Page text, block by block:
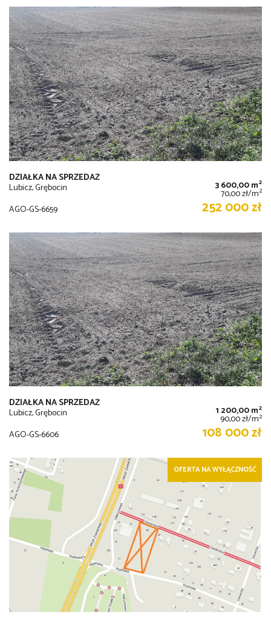
DZIAŁKA NA SPRZEDAŻ
Lubicz, Grębocin 3 600,00 m2
70,00 zł/m2
AGO-GS-6659 252 000 zł
DZIAŁKA NA SPRZEDAŻ
Lubicz, Grębocin 1 200,00 m2
90,00 zł/m2
AGO-GS-6606 108 000 zł
OFERTA NA WYŁĄCZNOŚĆ